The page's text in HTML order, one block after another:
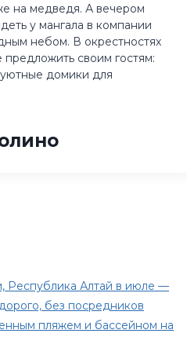
на медведя. А вечером
у мангала в компании
небом. В окрестностях
своим гостям:
домики для
Республика Алтай в июле —
без посредников
пляжем и бассейном на